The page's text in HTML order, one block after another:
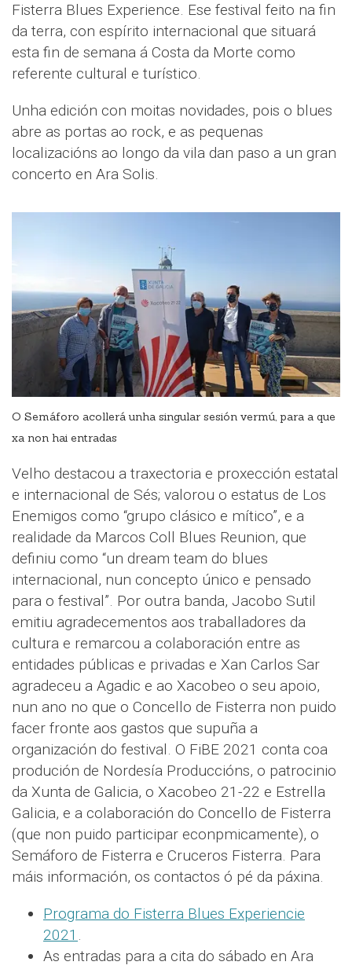
Fisterra Blues Experience. Ese festival feito na fin
da terra, con espírito internacional que situará
esta fin de semana á Costa da Morte como
referente cultural e turístico.
Unha edición con moitas novidades, pois o blues
abre as portas ao rock, e as pequenas
localizacións ao longo da vila dan paso a un gran
concerto en Ara Solis.
O Semáforo acollerá unha singular sesión vermú, para a que
xa non hai entradas
Velho destacou a traxectoria e proxección estatal
e internacional de Sés; valorou o estatus de Los
Enemigos como “grupo clásico e mítico”, e a
realidade da Marcos Coll Blues Reunion, que
definiu como “un dream team do blues
internacional, nun concepto único e pensado
para o festival”. Por outra banda, Jacobo Sutil
emitiu agradecementos aos traballadores da
cultura e remarcou a colaboración entre as
entidades públicas e privadas e Xan Carlos Sar
agradeceu a Agadic e ao Xacobeo o seu apoio,
nun ano no que o Concello de Fisterra non puido
facer fronte aos gastos que supuña a
organización do festival. O FiBE 2021 conta coa
produción de Nordesía Produccións, o patrocinio
da Xunta de Galicia, o Xacobeo 21-22 e Estrella
Galicia, e a colaboración do Concello de Fisterra
(que non puido participar econpmicamente), o
Semáforo de Fisterra e Cruceros Fisterra. Para
máis información, os contactos ó pé da páxina.
Programa do Fisterra Blues Experiencie
2021 .
As entradas para a cita do sábado en Ara